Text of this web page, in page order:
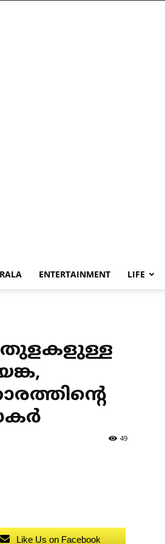
ENTERTAINMENT LIFE
തുളകളുള്ള
49
Like Us on Facebook